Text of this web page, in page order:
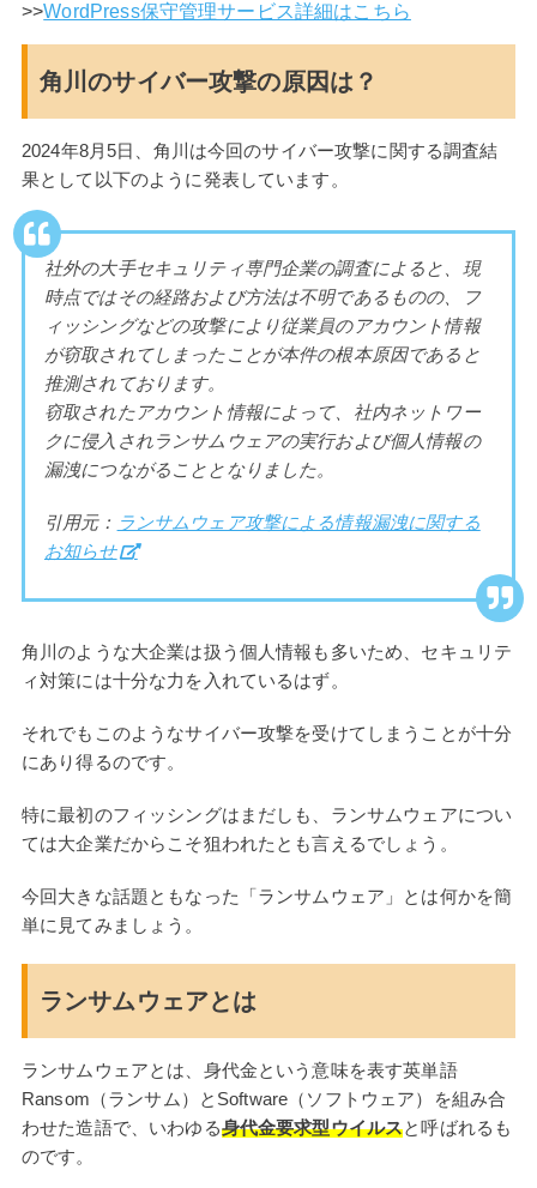
>>WordPress保守管理サービス詳細はこちら
角川のサイバー攻撃の原因は？
2024年8月5日、角川は今回のサイバー攻撃に関する調査結
果として以下のように発表しています。
社外の大手セキュリティ専門企業の調査によると、現
時点ではその経路および方法は不明であるものの、フ
ィッシングなどの攻撃により従業員のアカウント情報
が窃取されてしまったことが本件の根本原因であると
推測されております。
窃取されたアカウント情報によって、社内ネットワー
クに侵入されランサムウェアの実行および個人情報の
漏洩につながることとなりました。
引用元： ランサムウェア攻撃による情報漏洩に関する
お知らせ
角川のような大企業は扱う個人情報も多いため、セキュリテ
ィ対策には十分な力を入れているはず。
それでもこのようなサイバー攻撃を受けてしまうことが十分
にあり得るのです。
特に最初のフィッシングはまだしも、ランサムウェアについ
ては大企業だからこそ狙われたとも言えるでしょう。
今回大きな話題ともなった「ランサムウェア」とは何かを簡
単に見てみましょう。
ランサムウェアとは
ランサムウェアとは、身代金という意味を表す英単語
Ransom（ランサム）とSoftware（ソフトウェア）を組み合
わせた造語で、いわゆる身代金要求型ウイルスと呼ばれるも
のです。